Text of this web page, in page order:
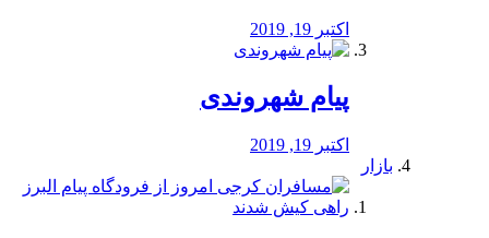
اکتبر 19, 2019
پیام شهروندی
اکتبر 19, 2019
بازار